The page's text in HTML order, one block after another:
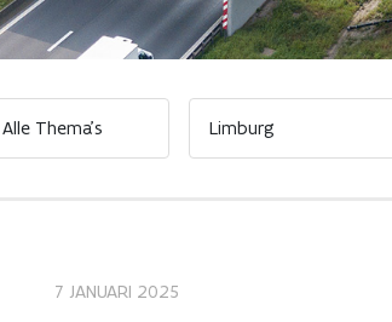
7 JANUARI 2025